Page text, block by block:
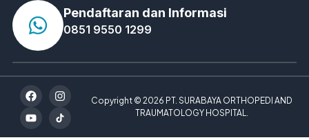
Pendaftaran dan Informasi
0851 9550 1299
Copyright © 2026 PT. SURABAYA ORTHOPEDI AND
TRAUMATOLOGY HOSPITAL.